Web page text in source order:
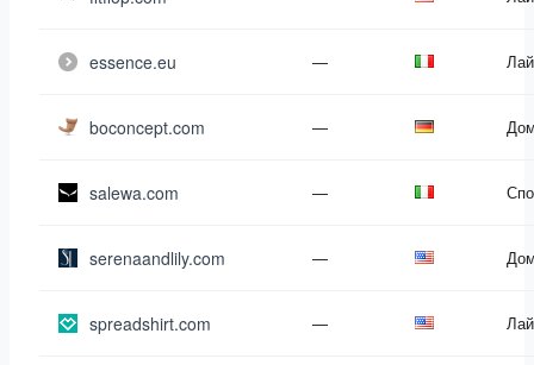
essence.eu —
boconcept.com —
salewa.com —
serenaandlily.com —
spreadshirt.com —